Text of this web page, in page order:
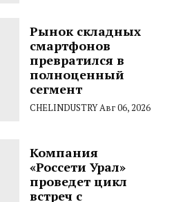
Рынок складных
смартфонов
превратился в
полноценный
сегмент
CHELINDUSTRYАвг 06, 2026
Компания
«Россети Урал»
проведет цикл
встреч с